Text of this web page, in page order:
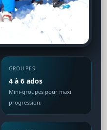
GROUPES
4 à 6 ados
Mini-groupes pour maxi
progression.